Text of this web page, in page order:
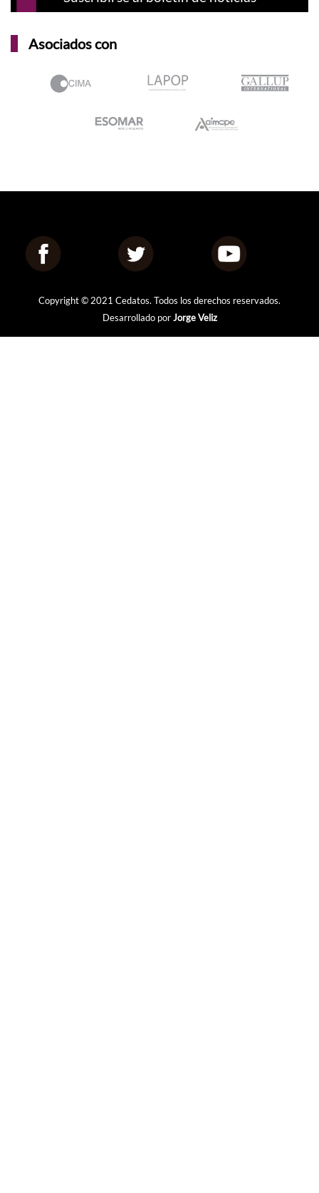
Asociados con
Copyright © 2021 Cedatos. Todos los derechos reservados.
Desarrollado porJorge Veliz